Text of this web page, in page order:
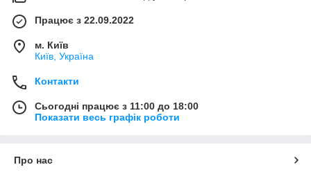
Працює з 22.09.2022
м. Київ
Київ, Україна
Контакти
Сьогодні працює з 11:00 до 18:00
Показати весь графік роботи
Про нас